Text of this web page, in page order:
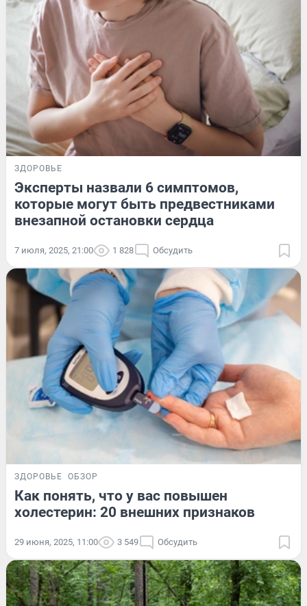
ЗДОРОВЬЕ
Эксперты назвали 6 симптомов,
которые могут быть предвестниками
внезапной остановки сердца
7 июля, 2025, 21:00 1 828 Обсудить
ЗДОРОВЬЕ ОБЗОР
Как понять, что у вас повышен
холестерин: 20 внешних признаков
29 июня, 2025, 11:00 3 549 Обсудить